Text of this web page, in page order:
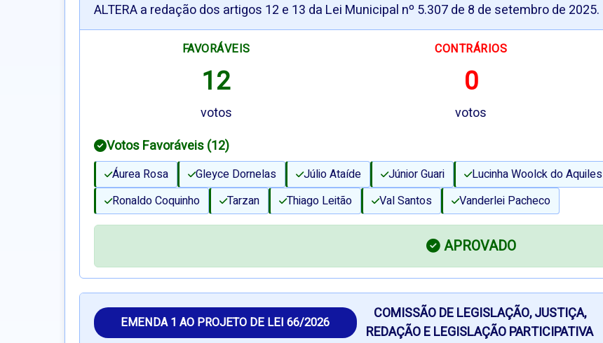
ALTERA a redação dos artigos 12 e 13 da Lei Municipal nº 5.307 de 8 de setembro de 2025.
FAVORÁVEIS
12
votos
CONTRÁRIOS
0
votos
Votos Favoráveis (12)
Áurea Rosa Gleyce Dornelas Júlio Ataíde Júnior Guari Lucinha Woolck do Aquiles
Ronaldo Coquinho
Tarzan Thiago Leitão Val Santos Vanderlei Pacheco
APROVADO
EMENDA 1 AO PROJETO DE LEI 66/2026
COMISSÃO DE LEGISLAÇÃO, JUSTIÇA,
REDAÇÃO E LEGISLAÇÃO PARTICIPATIVA